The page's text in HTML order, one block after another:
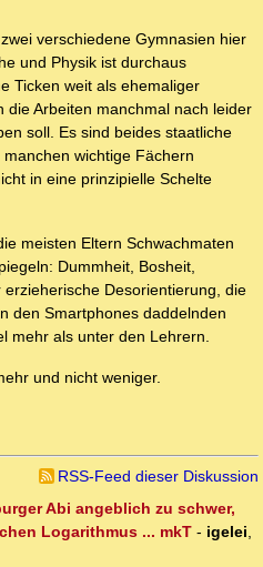
verschiedene Gymnasien hier
und Physik ist durchaus
Ticken weit als ehemaliger
die Arbeiten manchmal nach leider
soll. Es sind beides staatliche
wichtige Fächern
in eine prinzipielle Schelte
meisten Eltern Schwachmaten
Dummheit, Bosheit,
Desorientierung, die
den Smartphones daddelnden
mehr als unter den Lehrern.
und nicht weniger.
RSS-Feed dieser Diskussion
Abi angeblich zu schwer,
Logarithmus ... mkT - igelei,